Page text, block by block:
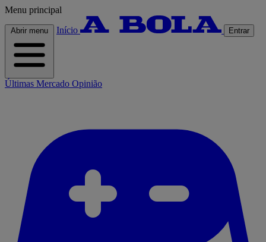
Menu principal
Abrir menu Início Entrar
Últimas Mercado Opinião